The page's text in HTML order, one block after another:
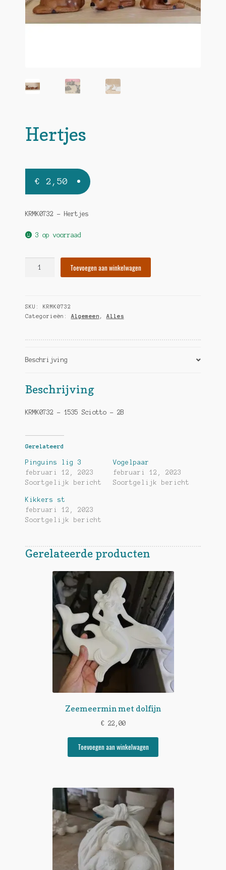
Hertjes
€ 2,50
KRMK0732 – Hertjes
3 op voorraad
Toevoegen aan winkelwagen
SKU: KRMK0732
Categorieën: Algemeen , Alles
Beschrijving
Beschrijving
KRMK0732 – 1535 Sciotto – 2B
Gerelateerd
Pinguins lig 3
februari 12, 2023
Soortgelijk bericht
Vogelpaar
februari 12, 2023
Soortgelijk bericht
Kikkers st
februari 12, 2023
Soortgelijk bericht
Gerelateerde producten
Zeemeermin met dolfijn
€ 22,00
Toevoegen aan winkelwagen